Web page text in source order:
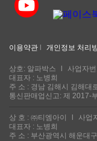
이용약관 개인정보 처리
상호: 알파박스
사업자
대표자 : 노병희
주 소 : 경남 김해시 김해대
통신판매업신고: 제 2017-
상 호 : ㈜티엠아이
사업
대표자 : 노병희
주 소 : 부산광역시 해운대